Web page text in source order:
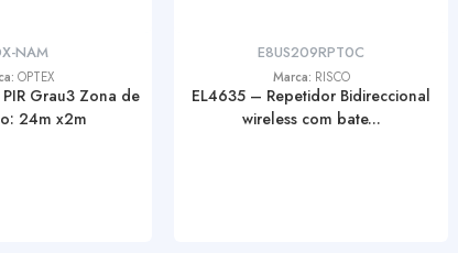
NAM
OPTEX
Grau3 Zona de
24m x2m
E8US209RPT0C
Marca: RISCO
EL4635 – Repetidor Bidireccional
wireless com bate...